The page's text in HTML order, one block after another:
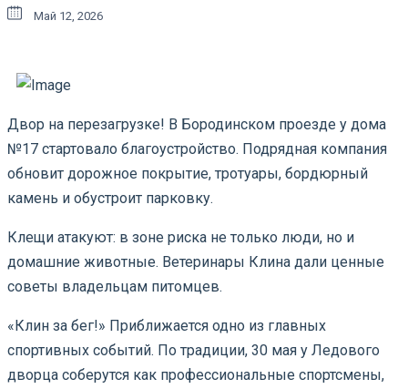
Май 12, 2026
Двор на перезагрузке! В Бородинском проезде у дома
№17 стартовало благоустройство. Подрядная компания
обновит дорожное покрытие, тротуары, бордюрный
камень и обустроит парковку.
Клещи атакуют: в зоне риска не только люди, но и
домашние животные. Ветеринары Клина дали ценные
советы владельцам питомцев.
«Клин за бег!» Приближается одно из главных
спортивных событий. По традиции, 30 мая у Ледового
дворца соберутся как профессиональные спортсмены,